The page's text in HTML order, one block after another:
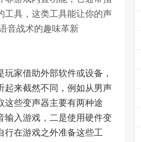
工具，这类工具能让你的声
音战术的趣味革新
家借助外部软件或设备，
起来截然不同，例如从男声
这些变声器主要有两种途
输入游戏，二是使用硬件变
行在游戏之外准备这些工